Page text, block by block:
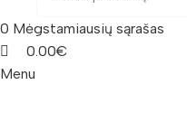
0 Mėgstamiausių sąrašas
0.00€
Menu